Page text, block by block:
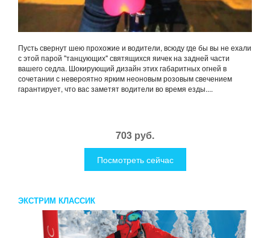
Пусть свернут шею прохожие и водители, всюду где бы вы не ехали
с этой парой "танцующих" святящихся яичек на задней части
вашего седла. Шокирующий дизайн этих габаритных огней в
сочетании с невероятно ярким неоновым розовым свечением
гарантирует, что вас заметят водители во время езды....
703 руб.
Посмотреть сейчас
ЭКСТРИМ КЛАССИК